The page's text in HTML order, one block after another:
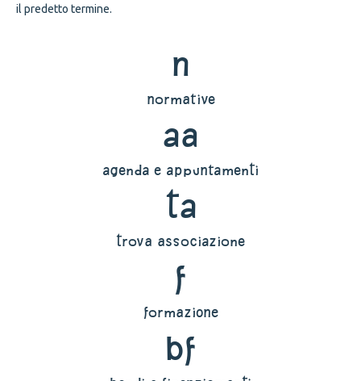
il predetto termine.
n
normative
aa
agenda e appuntamenti
ta
trova associazione
f
formazione
bf